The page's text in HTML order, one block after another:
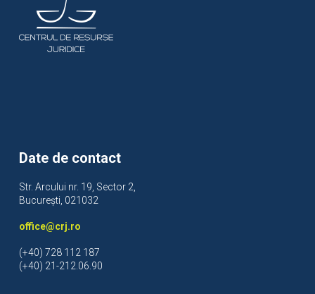
Date de contact
Str. Arcului nr. 19, Sector 2,
București, 021032
office@crj.ro
(+40) 728 112 187
(+40) 21-212.06.90